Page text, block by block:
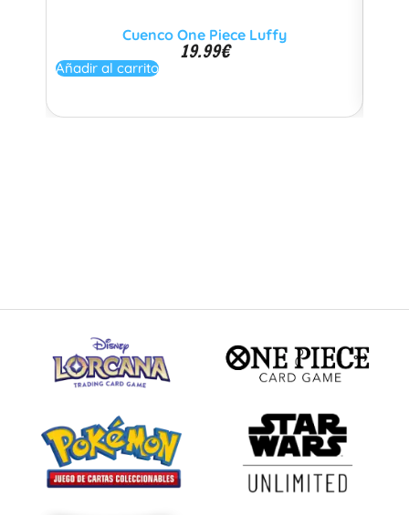
Cuenco One Piece Luffy
19.99€
Añadir al carrito